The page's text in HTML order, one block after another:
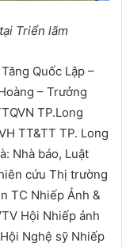
Triển lãm
Quốc Lập –
– Trưởng
TP.Long
TT&TT TP. Long
Nhà báo, Luật
cứu Thị trường
TC Nhiếp Ảnh &
Hội Nhiếp ảnh
Nghệ sỹ Nhiếp